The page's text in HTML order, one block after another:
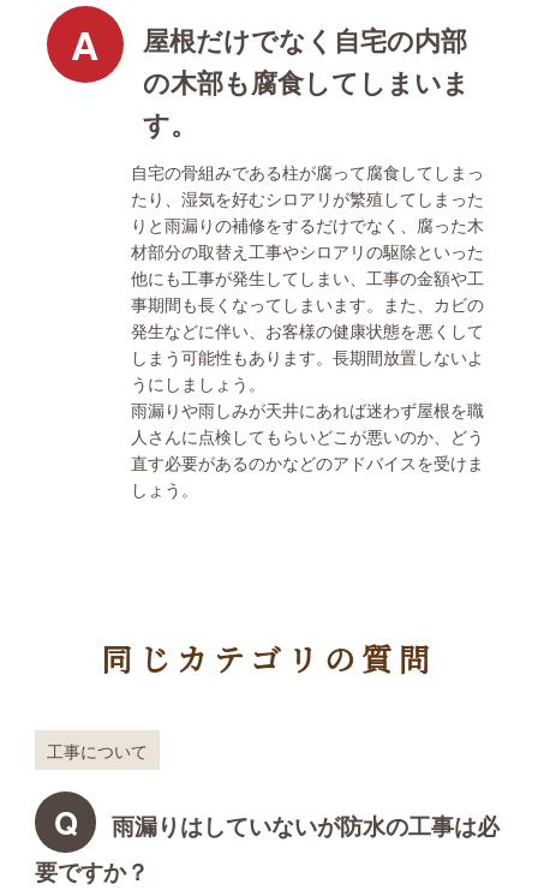
A
屋根だけでなく自宅の内部
の木部も腐食してしまいま
す。
自宅の骨組みである柱が腐って腐食してしまっ
たり、湿気を好むシロアリが繁殖してしまった
りと雨漏りの補修をするだけでなく、腐った木
材部分の取替え工事やシロアリの駆除といった
他にも工事が発生してしまい、工事の金額や工
事期間も長くなってしまいます。また、カビの
発生などに伴い、お客様の健康状態を悪くして
しまう可能性もあります。長期間放置しないよ
うにしましょう。
雨漏りや雨しみが天井にあれば迷わず屋根を職
人さんに点検してもらいどこが悪いのか、どう
直す必要があるのかなどのアドバイスを受けま
しょう。
同じカテゴリの質問
工事について
Q
雨漏りはしていないが防水の工事は必
要ですか？